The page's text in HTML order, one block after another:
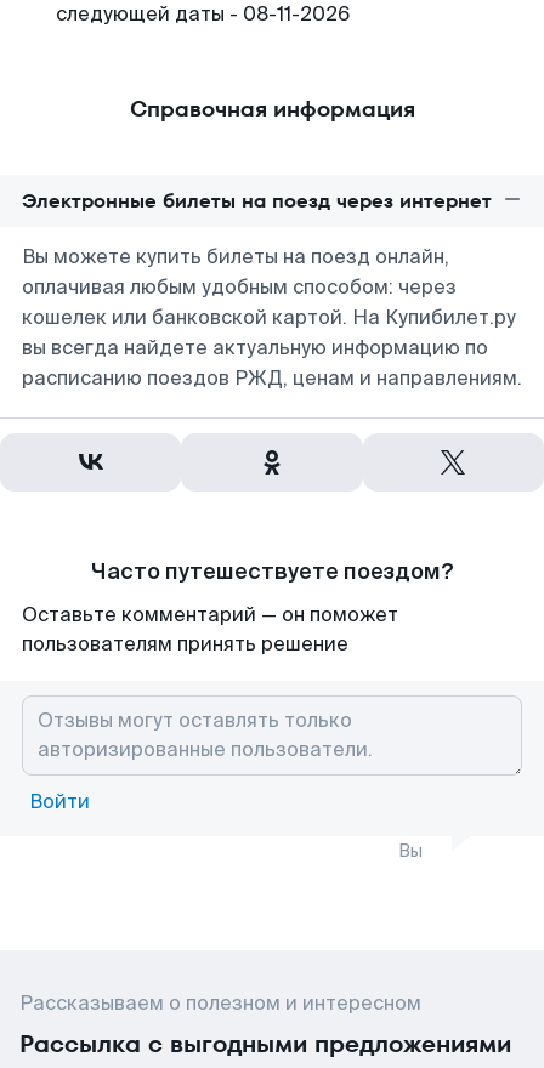
следующей даты - 08-11-2026
Справочная информация
Электронные билеты на поезд через интернет
Вы можете купить билеты на поезд онлайн,
оплачивая любым удобным способом: через
кошелек или банковской картой. На Купибилет.ру
вы всегда найдете актуальную информацию по
расписанию поездов РЖД, ценам и направлениям.
Часто путешествуете поездом?
Оставьте комментарий — он поможет
пользователям принять решение
Войти
Вы
Рассказываем о полезном и интересном
Рассылка с выгодными предложениями